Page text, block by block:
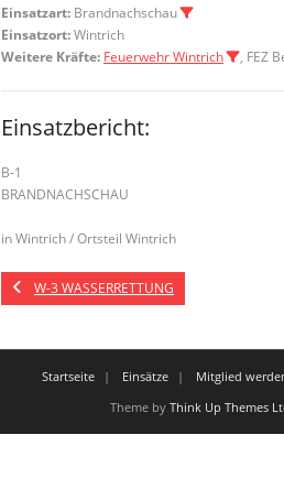
Einsatzart: Brandnachschau
Einsatzort:Wintrich
Weitere Kräfte: Feuerwehr Wintrich , FEZ
Einsatzbericht:
B-1
BRANDNACHSCHAU
in Wintrich / Ortsteil Wintrich
W-3 WASSERRETTUNG
Startseite Einsätze Mitglied
Theme by Think Up Themes